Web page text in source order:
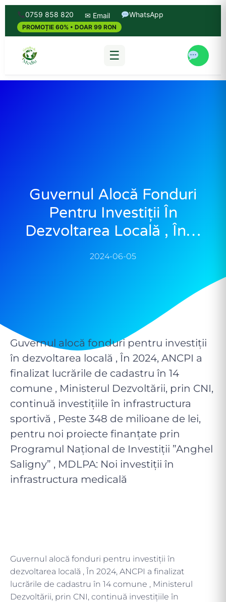
0759 858 820 ✉ Email WhatsApp
PROMOȚIE 60% • DOAR 99 RON
☰
Guvernul Alocă Fonduri
Pentru Investiții În
Dezvoltarea Locală , În…
2024-06-05
Guvernul alocă fonduri pentru investiții
în dezvoltarea locală , În 2024, ANCPI a
finalizat lucrările de cadastru în 14
comune , Ministerul Dezvoltării, prin CNI,
continuă investițiile în infrastructura
sportivă , Peste 348 de milioane de lei,
pentru noi proiecte finanțate prin
Programul Național de Investiții ”Anghel
Saligny” , MDLPA: Noi investiții în
infrastructura medicală
Guvernul alocă fonduri pentru investiții în
dezvoltarea locală , În 2024, ANCPI a finalizat
lucrările de cadastru în 14 comune , Ministerul
Dezvoltării, prin CNI, continuă investițiile în